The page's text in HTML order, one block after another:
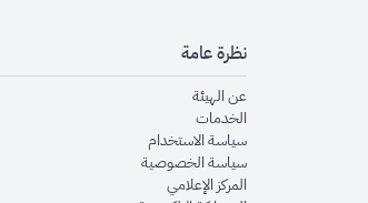
نظرة عامة
عن الهيئةopens in new window
الخدماتopens in new window
سياسة الاستخدام
سياسة الخصوصيةopens in new window
المركز الإعلاميopens in new window